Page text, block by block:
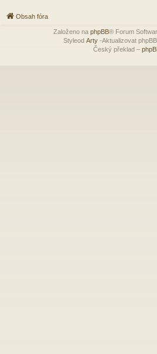
Obsah fóra
Založeno na phpBB® Forum
Styleod Arty-Aktualizovat
Český překlad –